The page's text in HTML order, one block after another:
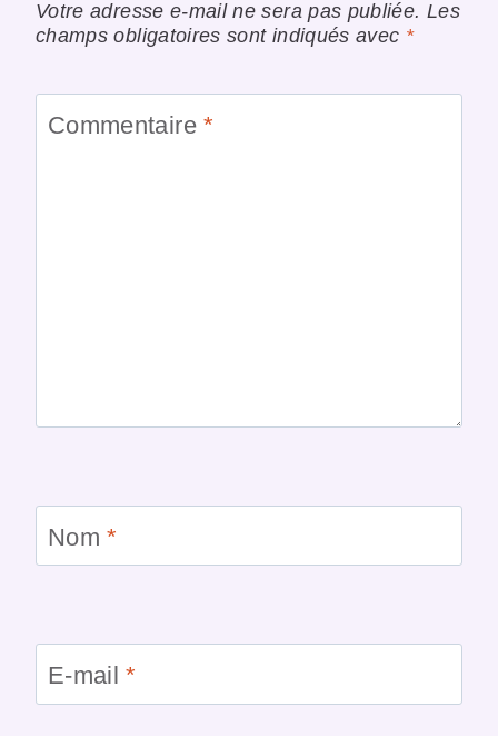
Votre adresse e-mail ne sera pas publiée. Les
champs obligatoires sont indiqués avec *
Commentaire*
Nom*
E-mail*